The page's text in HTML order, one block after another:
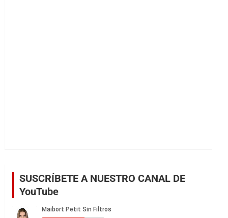
SUSCRÍBETE A NUESTRO CANAL DE
YouTube